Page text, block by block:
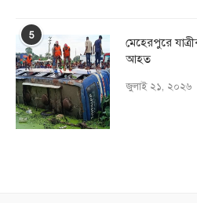
5
মেহেরপুরে
আহত
জুলাই ২১, ২০২৬